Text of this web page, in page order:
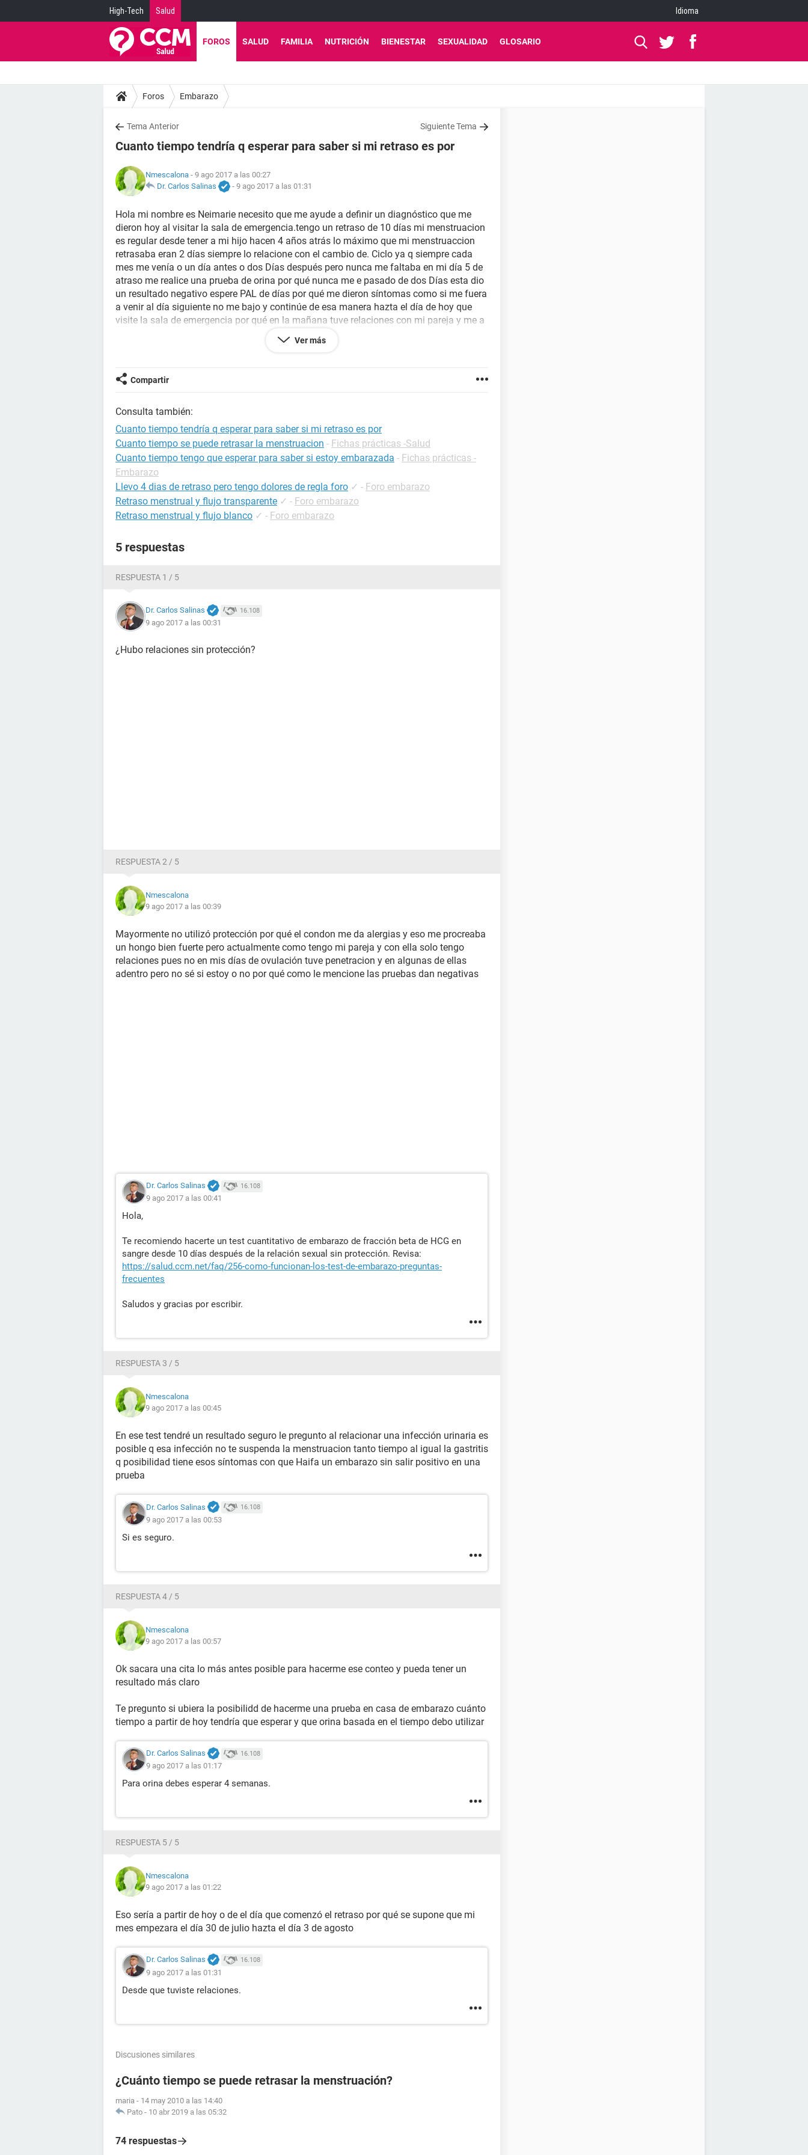
High-Tech Salud Idioma
FOROS SALUD FAMILIA NUTRICIÓN BIENESTAR SEXUALIDAD GLOSARIO
Foros Embarazo
Tema Anterior Siguiente Tema
Cuanto tiempo tendría q esperar para saber si mi retraso es por
Nmescalona - 9 ago 2017 a las 00:27
Dr. Carlos Salinas
- 9 ago 2017 a las 01:31
Hola mi nombre es Neimarie necesito que me ayude a definir un diagnóstico que me
dieron hoy al visitar la sala de emergencia.tengo un retraso de 10 días mi menstruacion
es regular desde tener a mi hijo hacen 4 años atrás lo máximo que mi menstruaccion
retrasaba eran 2 días siempre lo relacione con el cambio de. Ciclo ya q siempre cada
mes me venía o un día antes o dos Días después pero nunca me faltaba en mi día 5 de
atraso me realice una prueba de orina por qué nunca me e pasado de dos Días esta dio
un resultado negativo espere PAL de días por qué me dieron síntomas como si me fuera
a venir al día siguiente no me bajo y continúe de esa manera hazta el día de hoy que
visite la sala de emergencia por qué en la mañana tuve relaciones con mi pareja y me a
orina esta salió negativa el médico me dijo que tenía una leve infección y que debido a
ustedes y leer algunas consultas me percato que yo no tengo ningún síntoma solo
siento un leve dolor en el lado izquierdo y ayer tuve unas fuertes náuseas pero aún así
la boca la siento muy humedad muy rara la vez me dan náuseas y eso si me fatigo
demaciado pero dentro de todo eh estado normal cuánto tiempo más tendría que
esperar para saber si es un retraso por la infección o por un embarazo ?
Ver más
Compartir
Consulta también:
Cuanto tiempo tendría q esperar para saber si mi retraso es por
Cuanto tiempo se puede retrasar la menstruacion - Fichas prácticas -Salud
Cuanto tiempo tengo que esperar para saber si estoy embarazada - Fichas prácticas -
Embarazo
Llevo 4 dias de retraso pero tengo dolores de regla foro ✓ - Foro embarazo
Retraso menstrual y flujo transparente ✓ - Foro embarazo
Retraso menstrual y flujo blanco ✓ - Foro embarazo
5 respuestas
RESPUESTA 1 / 5
Dr. Carlos Salinas 16.108
9 ago 2017 a las 00:31
¿Hubo relaciones sin protección?
RESPUESTA 2 / 5
Nmescalona
9 ago 2017 a las 00:39
Mayormente no utilizó protección por qué el condon me da alergias y eso me procreaba
un hongo bien fuerte pero actualmente como tengo mi pareja y con ella solo tengo
relaciones pues no en mis días de ovulación tuve penetracion y en algunas de ellas
adentro pero no sé si estoy o no por qué como le mencione las pruebas dan negativas
Dr. Carlos Salinas 16.108
9 ago 2017 a las 00:41
Hola,
Te recomiendo hacerte un test cuantitativo de embarazo de fracción beta de HCG en
sangre desde 10 días después de la relación sexual sin protección. Revisa:
https://salud.ccm.net/faq/256-como-funcionan-los-test-de-embarazo-preguntas-
frecuentes
Saludos y gracias por escribir.
RESPUESTA 3 / 5
Nmescalona
9 ago 2017 a las 00:45
En ese test tendré un resultado seguro le pregunto al relacionar una infección urinaria es
posible q esa infección no te suspenda la menstruacion tanto tiempo al igual la gastritis
q posibilidad tiene esos síntomas con que Haifa un embarazo sin salir positivo en una
prueba
Dr. Carlos Salinas 16.108
9 ago 2017 a las 00:53
Si es seguro.
RESPUESTA 4 / 5
Nmescalona
9 ago 2017 a las 00:57
Ok sacara una cita lo más antes posible para hacerme ese conteo y pueda tener un
resultado más claro
Te pregunto si ubiera la posibilidd de hacerme una prueba en casa de embarazo cuánto
tiempo a partir de hoy tendría que esperar y que orina basada en el tiempo debo utilizar
Dr. Carlos Salinas 16.108
9 ago 2017 a las 01:17
Para orina debes esperar 4 semanas.
RESPUESTA 5 / 5
Nmescalona
9 ago 2017 a las 01:22
Eso sería a partir de hoy o de el día que comenzó el retraso por qué se supone que mi
mes empezara el día 30 de julio hazta el día 3 de agosto
Dr. Carlos Salinas 16.108
9 ago 2017 a las 01:31
Desde que tuviste relaciones.
Discusiones similares
¿Cuánto tiempo se puede retrasar la menstruación?
maria - 14 may 2010 a las 14:40
Pato - 10 abr 2019 a las 05:32
74 respuestas